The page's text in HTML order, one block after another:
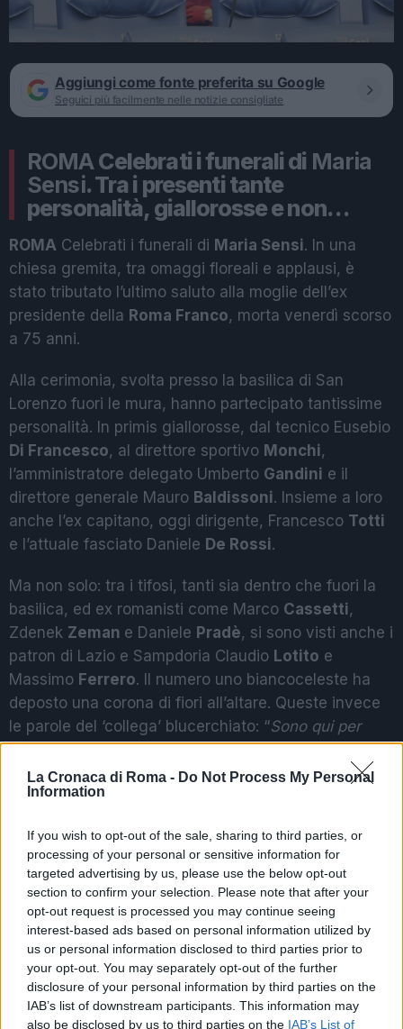
La Cronaca di Roma - Do Not Process My Personal
Information
If you wish to opt-out of the sale, sharing to third parties, or
processing of your personal or sensitive information for
targeted advertising by us, please use the below opt-out
section to confirm your selection. Please note that after your
opt-out request is processed you may continue seeing
interest-based ads based on personal information utilized by
us or personal information disclosed to third parties prior to
your opt-out. You may separately opt-out of the further
disclosure of your personal information by third parties on the
IAB’s list of downstream participants. This information may
also be disclosed by us to third parties on the IAB’s List of
Aggiungi come fonte preferita su Google
Seguici più facilmente nelle notizie consigliate
ROMACelebrati i funerali di Maria
Sensi. Tra i presenti tante
personalità, giallorosse e non…
ROMA Celebrati i funerali di Maria Sensi. In una
chiesa gremita, tra omaggi floreali e applausi, è
stato tributato l’ultimo saluto alla moglie dell’ex
presidente della Roma Franco, morta venerdì scorso
a 75 anni.
Alla cerimonia, svolta presso la basilica di San
Lorenzo fuori le mura, hanno partecipato tantissime
personalità. In primis giallorosse, dal tecnico Eusebio
Di Francesco, al direttore sportivo Monchi,
l’amministratore delegato Umberto Gandini e il
direttore generale Mauro Baldissoni. Insieme a loro
anche l’ex capitano, oggi dirigente, Francesco Totti
e l’attuale fasciato Daniele De Rossi.
Ma non solo: tra i tifosi, tanti sia dentro che fuori la
basilica, ed ex romanisti come Marco Cassetti,
Zdenek Zeman e Daniele Pradè, si sono visti anche i
patron di Lazio e Sampdoria Claudio Lotito e
Massimo Ferrero. Il numero uno biancoceleste ha
deposto una corona di fiori all’altare. Queste invece
le parole del ‘collega’ blucerchiato: “Sono qui per
essere vicino alla famiglia Sensi per la quale nutro da
sempre profondo rispetto. Sono molto arrabbiato con
i romanisti. Maria avrebbe meritato una piazza piena,
Roma“.
POTREBBE INTERESSARTI
Christmas World a Roma, la
Capitale ospiterà il villaggio
natalizio più grande d’Europa
4 anni fa
Alla Galleria Giovanni XXIII arriva